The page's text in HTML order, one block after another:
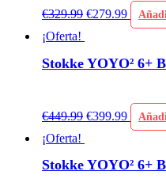
€329.99 €279.99
¡Oferta!
Stokke YOYO² 6+
€449.99 €399.99
¡Oferta!
Stokke YOYO² 6+